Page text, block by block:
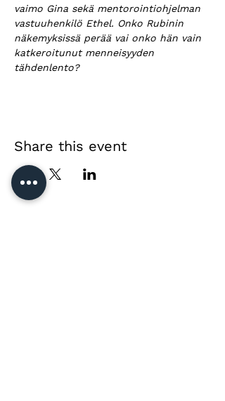
vaimo Gina sekä mentorointiohjelman
vastuuhenkilö Ethel. Onko Rubinin
näkemyksissä perää vai onko hän vain
katkeroitunut menneisyyden
tähdenlento?
Share this event